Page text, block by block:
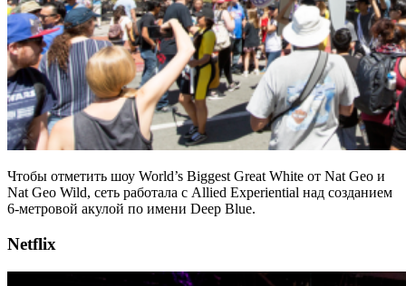
Чтобы отметить шоу World’s Biggest Great White от Nat Geo и
Nat Geo Wild, сеть работала с Allied Experiential над созданием
6-метровой акулой по имени Deep Blue.
Netflix